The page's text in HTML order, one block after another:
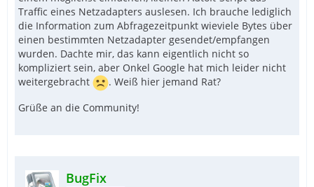
Traffic eines Netzadapters auslesen. Ich brauche lediglich
die Information zum Abfragezeitpunkt wieviele Bytes über
einen bestimmten Netzadapter gesendet/empfangen
wurden. Dachte mir, das kann eigentlich nicht so
kompliziert sein, aber Onkel Google hat mich leider nicht
weitergebracht
. Weiß hier jemand Rat?
Grüße an die Community!
BugFix